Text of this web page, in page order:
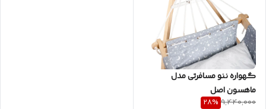
گهواره ننو مسافرتی مدل
ماهسون اصل
9,440,000
28%